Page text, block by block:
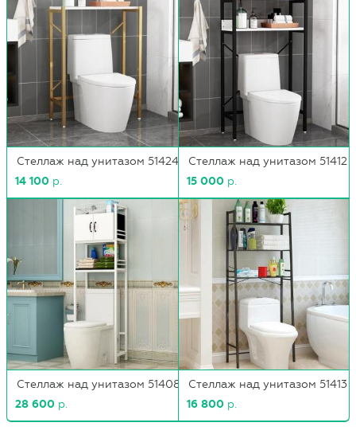
Стеллаж над унитазом 51424
14 100 р.
Стеллаж над унитазом 51412
15 000 р.
Стеллаж над унитазом 51408
28 600 р.
Стеллаж над унитазом 51413
16 800 р.